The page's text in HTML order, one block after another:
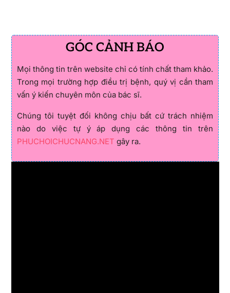
GÓC CẢNH BÁO
Mọi thông tin trên website chỉ có tính chất tham khảo.
Trong mọi trường hợp điều trị bệnh, quý vị cần tham
vấn ý kiến chuyên môn của bác sĩ.
Chúng tôi tuyệt đối không chịu bất cứ trách nhiệm
nào do việc tự ý áp dụng các thông tin trên
PHUCHOICHUCNANG.NET gây ra.